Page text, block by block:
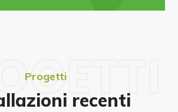
Progetti
recenti